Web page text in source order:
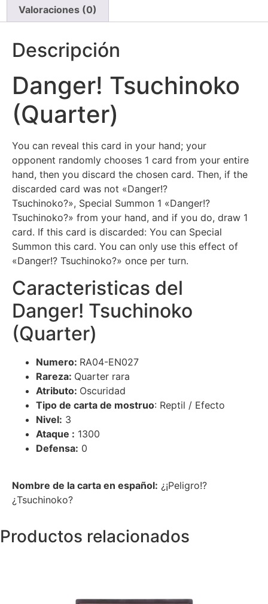
Valoraciones (0)
Descripción
Danger! Tsuchinoko
(Quarter)
You can reveal this card in your hand; your
opponent randomly chooses 1 card from your entire
hand, then you discard the chosen card. Then, if the
discarded card was not «Danger!?
Tsuchinoko?», Special Summon 1 «Danger!?
Tsuchinoko?» from your hand, and if you do, draw 1
card. If this card is discarded: You can Special
Summon this card. You can only use this effect of
«Danger!? Tsuchinoko?» once per turn.
Caracteristicas del
Danger! Tsuchinoko
(Quarter)
Numero: RA04-EN027
Rareza: Quarter rara
Atributo: Oscuridad
Tipo de carta de mostruo: Reptil / Efecto
Nivel: 3
Ataque : 1300
Defensa: 0
Nombre de la carta en español: ¿¡Peligro!?
¿Tsuchinoko?
Productos relacionados